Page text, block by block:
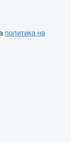
политика на